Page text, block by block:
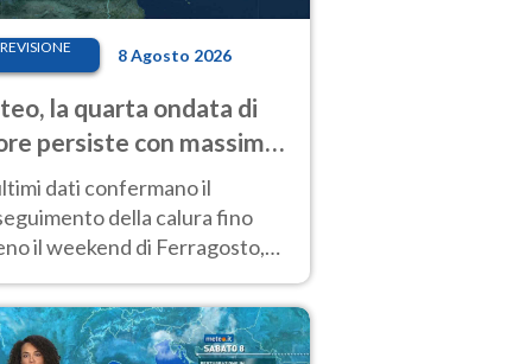
8 Agosto 2026
la quarta ondata di
persiste con massime
molto elevate
dati confermano il
della calura fino
il weekend di Ferragosto,
prossima